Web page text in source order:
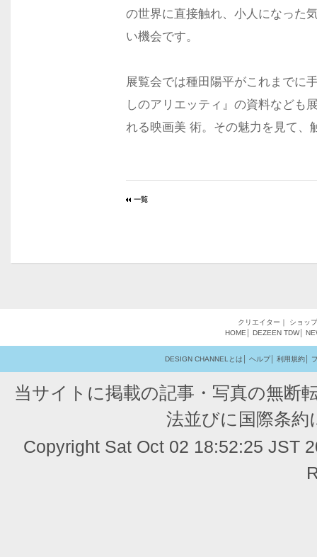
の世界に直接触れ、小人になった
い機会です。
展覧会では種田陽平がこれまでに
しのアリエッティ』の資料なども
れる映画美 術。その魅力を見て、
クリエイター ｜ ショップ
HOME
DEZEEN TDW│
DESIGN CHANNELとは ヘルプ│ 利用規約│
当サイトに掲載の記事・写真の無断
法並びに国際条
Copyright Sat Oct 02 18:52:25 JST